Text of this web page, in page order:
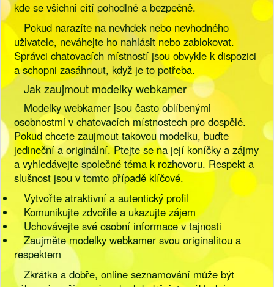
kde se všichni cítí pohodlně a bezpečně.
Pokud narazíte na nevhdek nebo nevhodného
uživatele, neváhejte ho nahlásit nebo zablokovat.
Správci chatovacích místností jsou obvykle k dispozici
a schopni zasáhnout, když je to potřeba.
Jak zaujmout modelky webkamer
Modelky webkamer jsou často oblíbenými
osobnostmi v chatovacích místnostech pro dospělé.
Pokud chcete zaujmout takovou modelku, buďte
jedineční a originální. Ptejte se na její koníčky a zájmy
a vyhledávejte společné téma k rozhovoru. Respekt a
slušnost jsou v tomto případě klíčové.
Vytvořte atraktivní a autentický profil
Komunikujte zdvořile a ukazujte zájem
Uchovávejte své osobní informace v tajnosti
Zaujměte modelky webkamer svou originalitou a
respektem
Zkrátka a dobře, online seznamování může být